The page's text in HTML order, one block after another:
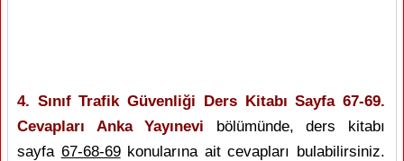
4. Sınıf Trafik Güvenliği Ders Kitabı Sayfa 67-69.
Cevapları Anka Yayınevi bölümünde, ders kitabı
sayfa 67-68-69konularına ait cevapları bulabilirsiniz.